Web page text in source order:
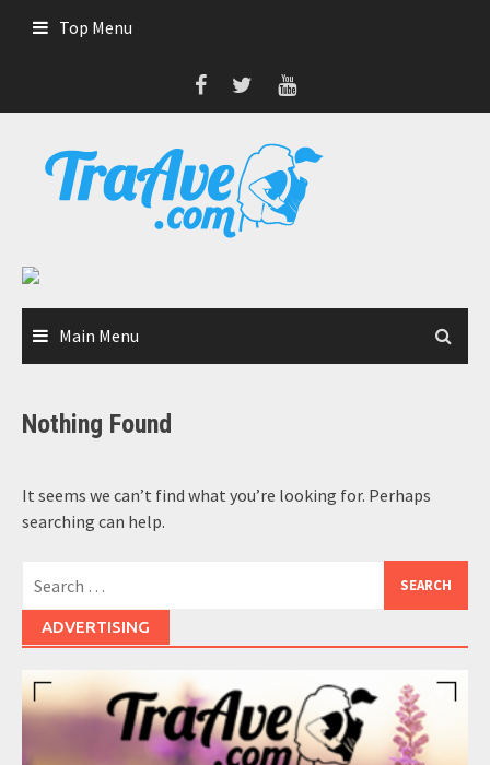
Top Menu
Main Menu
Nothing Found
It seems we can’t find what you’re looking for. Perhaps
searching can help.
ADVERTISING